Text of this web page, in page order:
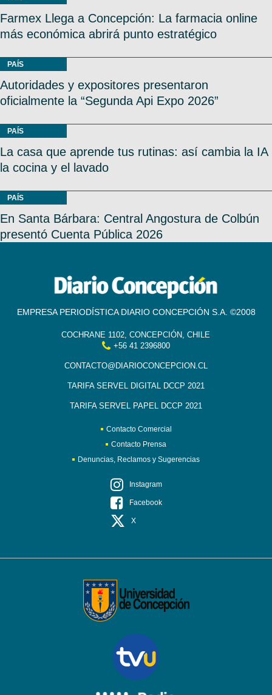
Farmex Llega a Concepción: La farmacia online
más económica abrirá punto estratégico
PAÍS
Autoridades y expositores presentaron
oficialmente la “Segunda Api Expo 2026”
PAÍS
La casa que aprende tus rutinas: así cambia la IA
la cocina y el lavado
PAÍS
En Santa Bárbara: Central Angostura de Colbún
presentó Cuenta Pública 2026
EMPRESA PERIODÍSTICA DIARIO CONCEPCIÓN S.A. ©2008
COCHRANE 1102, CONCEPCIÓN, CHILE
+56 41 2396800
CONTACTO@DIARIOCONCEPCION.CL
TARIFA SERVEL DIGITAL DCCP 2021
TARIFA SERVEL PAPEL DCCP 2021
Contacto Comercial
Contacto Prensa
Denuncias, Reclamos y Sugerencias
Instagram
Facebook
X